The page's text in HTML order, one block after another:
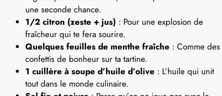
une seconde chance.
1/2 citron (zeste + jus) : Pour une explosion de
fraîcheur qui te fera sourire.
Quelques feuilles de menthe fraîche : Comme des
confettis de bonheur sur ta tartine.
1 cuillère à soupe d’huile d’olive : L’huile qui unit
tout dans le monde culinaire.